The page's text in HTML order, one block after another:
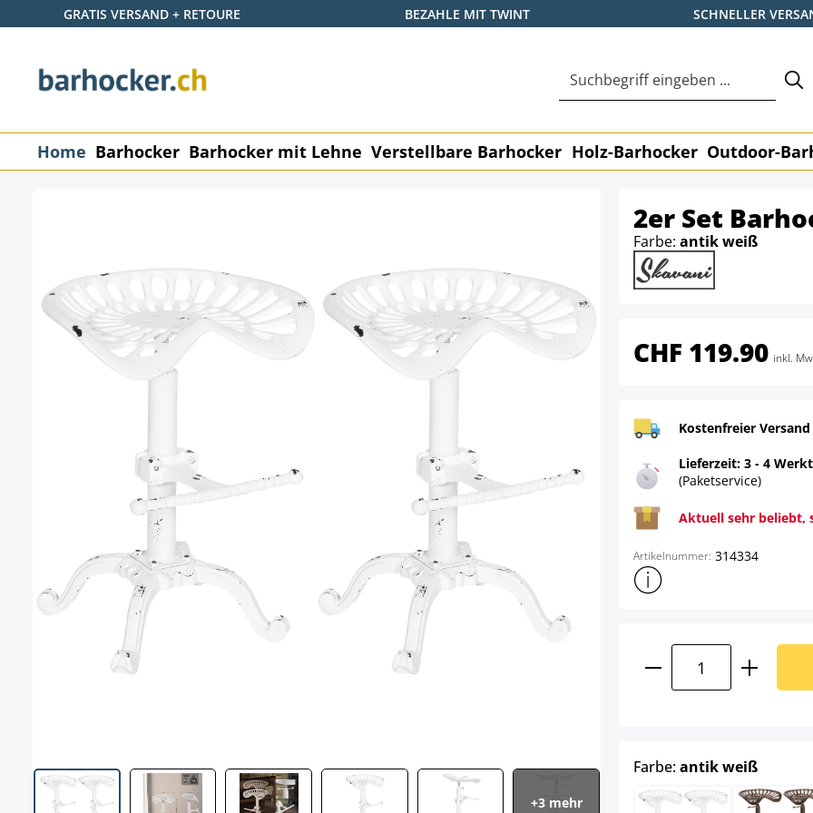
Hauptinhalt springen
Zur Suche springen
Zur Hauptnavigation springen
GRATIS VERSAND + RETOURE BEZAHLE MIT TWINT SCHNELLER
Home Barhocker Barhocker mit Lehne Verstellbare Barhocker Holz-Barhocker Outdoor-
+3 mehr
2er Set
Farbe: antik weiß
CHF 119.90 inkl.
Kostenfreier
Lieferzeit: 3 - 4
(Paketservice)
Aktuell sehr beliebt,
Artikelnummer: 314334
Weitere
Produkt Anzahl:
Farbe:antik weiß